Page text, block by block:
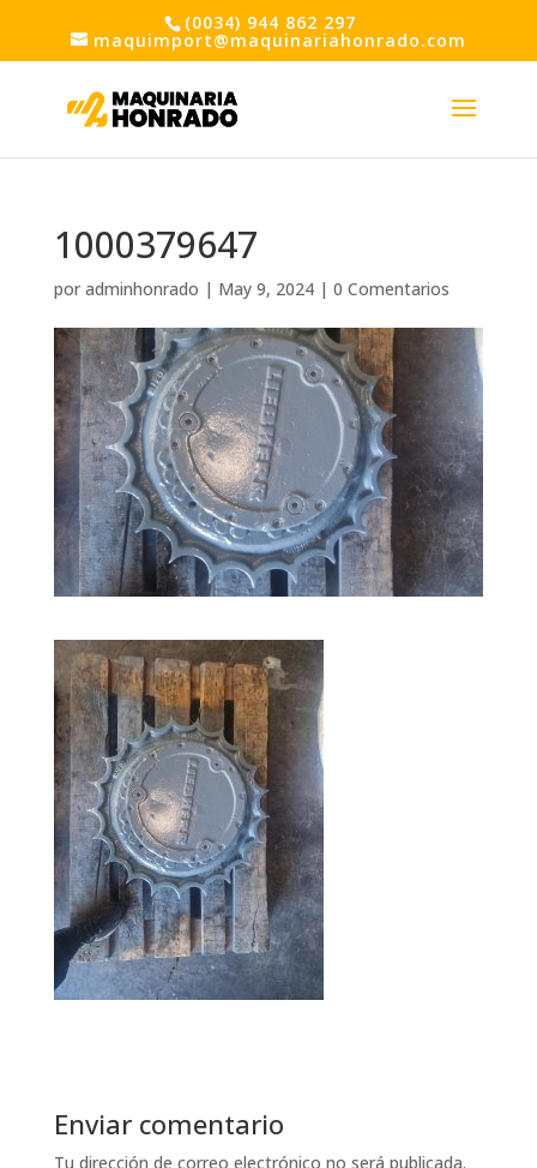
(0034) 944 862 297
maquimport@maquinariahonrado.com
1000379647
por adminhonrado | May 9, 2024| 0 Comentarios
Enviar comentario
Tu dirección de correo electrónico no será publicada.